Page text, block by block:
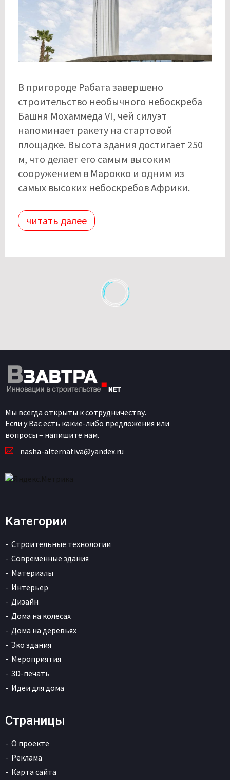
В пригороде Рабата завершено
строительство необычного небоскреба
Башня Мохаммеда VI, чей силуэт
напоминает ракету на стартовой
площадке. Высота здания достигает 250
м, что делает его самым высоким
сооружением в Марокко и одним из
самых высоких небоскребов Африки.
читать далее
Мы всегда открыты к сотрудничеству.
Если у Вас есть какие-либо предложения или
вопросы – напишите нам.
nasha-alternativa@yandex.ru
Категории
Строительные технологии
Современные здания
Материалы
Интерьер
Дизайн
Дома на колесах
Дома на деревьях
Эко здания
Мероприятия
3D-печать
Идеи для дома
Страницы
О проекте
Реклама
Карта сайта